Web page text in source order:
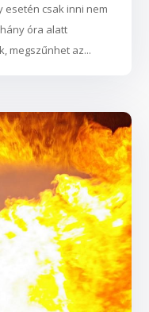
esetén csak inni nem
óra alatt
megszűnhet az...